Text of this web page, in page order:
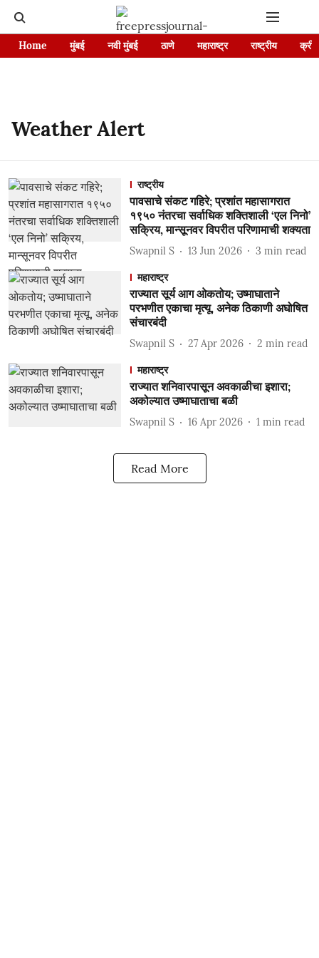
Home मुंबई नवी मुंबई ठाणे महाराष्ट्र राष्ट्रीय
Weather Alert
राष्ट्रीय
पावसाचे संकट गहिरे; प्रशांत महासागरात
१९५० नंतरचा सर्वाधिक शक्तिशाली ‘एल निनो’
सक्रिय, मान्सूनवर विपरीत परिणामाची शक्यता
Swapnil S 13 Jun 2026 3 min read
महाराष्ट्र
राज्यात सूर्य आग ओकतोय; उष्माघाताने
परभणीत एकाचा मृत्यू, अनेक ठिकाणी अघोषित
संचारबंदी
Swapnil S 27 Apr 2026 2 min read
महाराष्ट्र
राज्यात शनिवारपासून अवकाळीचा इशारा;
अकोल्यात उष्माघाताचा बळी
Swapnil S 16 Apr 2026 1 min read
Read More